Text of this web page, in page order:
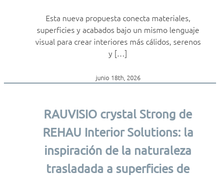
Esta nueva propuesta conecta materiales,
superficies y acabados bajo un mismo lenguaje
visual para crear interiores más cálidos, serenos
y […]
junio 18th, 2026
RAUVISIO crystal Strong de
REHAU Interior Solutions: la
inspiración de la naturaleza
trasladada a superficies de